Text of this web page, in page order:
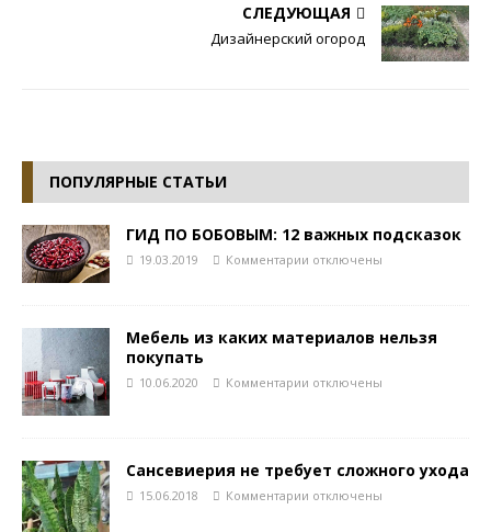
СЛЕДУЮЩАЯ
Дизайнерский огород
ПОПУЛЯРНЫЕ СТАТЬИ
ГИД ПО БОБОВЫМ: 12 важных подсказок
19.03.2019 Комментарии отключены
Мебель из каких материалов нельзя
покупать
10.06.2020 Комментарии отключены
Сансевиерия не требует сложного ухода
15.06.2018 Комментарии отключены